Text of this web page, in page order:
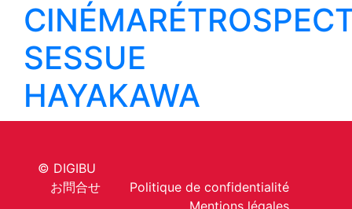
CINÉMA
SESSUE
HAYAKAWA
© DIGIBU
お問合せ
Politique de confidentialité
Mentions légales